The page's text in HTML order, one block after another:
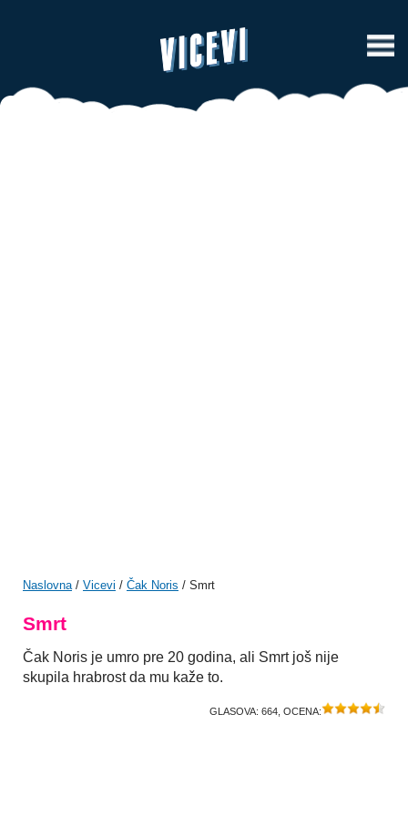
Naslovna/ Vicevi / Čak Noris / Smrt
Smrt
Čak Noris je umro pre 20 godina, ali Smrt još nije
skupila hrabrost da mu kaže to.
GLASOVA: 664 , OCENA: